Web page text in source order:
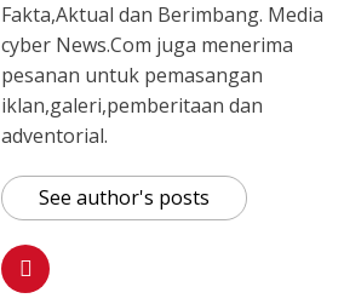
Fakta,Aktual dan Berimbang. Media
cyber News.Com juga menerima
pesanan untuk pemasangan
iklan,galeri,pemberitaan dan
adventorial.
See author's posts